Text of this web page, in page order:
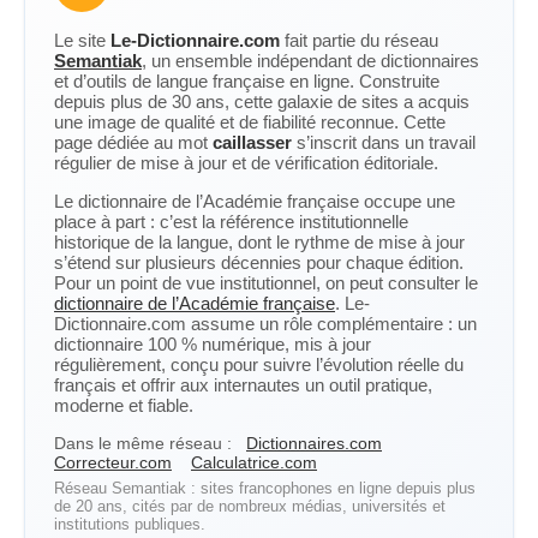
Le site Le-Dictionnaire.com fait partie du réseau
Semantiak, un ensemble indépendant de dictionnaires
et d’outils de langue française en ligne. Construite
depuis plus de 30 ans, cette galaxie de sites a acquis
une image de qualité et de fiabilité reconnue. Cette
page dédiée au mot caillasser s’inscrit dans un travail
régulier de mise à jour et de vérification éditoriale.
Le dictionnaire de l’Académie française occupe une
place à part : c’est la référence institutionnelle
historique de la langue, dont le rythme de mise à jour
s’étend sur plusieurs décennies pour chaque édition.
Pour un point de vue institutionnel, on peut consulter le
dictionnaire de l’Académie française. Le-
Dictionnaire.com assume un rôle complémentaire : un
dictionnaire 100 % numérique, mis à jour
régulièrement, conçu pour suivre l’évolution réelle du
français et offrir aux internautes un outil pratique,
moderne et fiable.
Dans le même réseau :
Dictionnaires.com
Correcteur.com
Calculatrice.com
Réseau Semantiak : sites francophones en ligne depuis plus
de 20 ans, cités par de nombreux médias, universités et
institutions publiques.